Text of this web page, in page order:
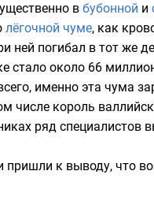
в бубонной и
лёгочной чуме, как
ней погибал в тот же
около 66
именно эта чума
числе король
ряд специалистов
пришли к выводу, что